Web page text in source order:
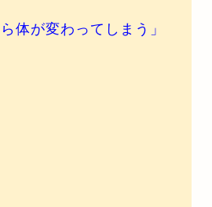
体が変わってしまう」